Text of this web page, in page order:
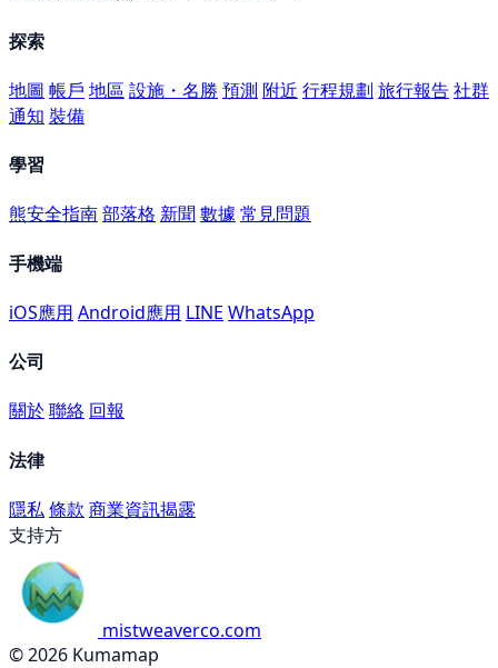
探索
地圖 帳戶 地區 設施・名勝 預測 附近 行程規劃 旅行報告社群
通知 裝備
學習
熊安全指南部落格 新聞數據 常見問題
手機端
iOS應用 Android應用 LINE WhatsApp
公司
關於聯絡 回報
法律
隱私條款 商業資訊揭露
支持方
mistweaverco.com
© 2026 Kumamap